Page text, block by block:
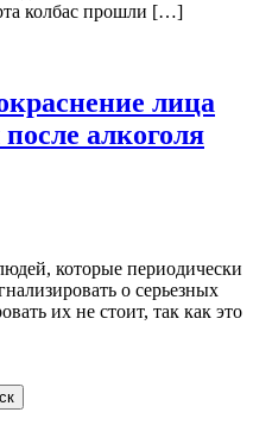
колбас прошли […]
лица
алкоголя
которые периодически
о серьезных
их не стоит, так как это